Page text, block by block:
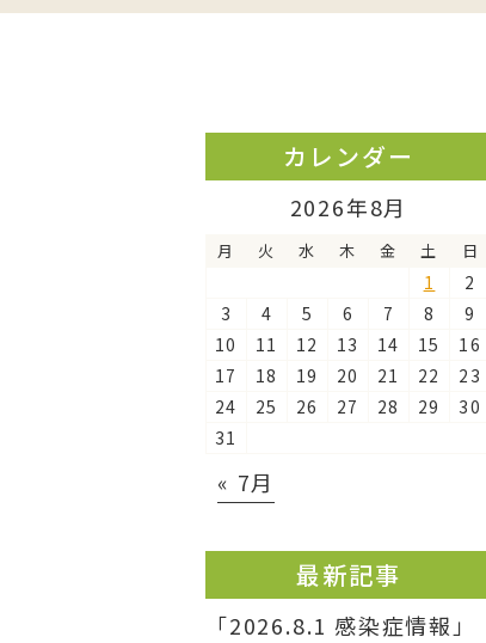
カレンダー
2026年8月
月 火 水 木 金 土 日
1
2
3
4 5 6 7 8
9
10
11 12 13 14 15
16
17
18 19 20 21 22
23
24
25 26 27 28 29
30
31
« 7月
最新記事
「2026.8.1 感染症情報」